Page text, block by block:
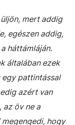
mert addig
egészen addig,
háttámláján.
általában ezek
egy pattintással
azért van
az öv ne a
megengedi, hogy